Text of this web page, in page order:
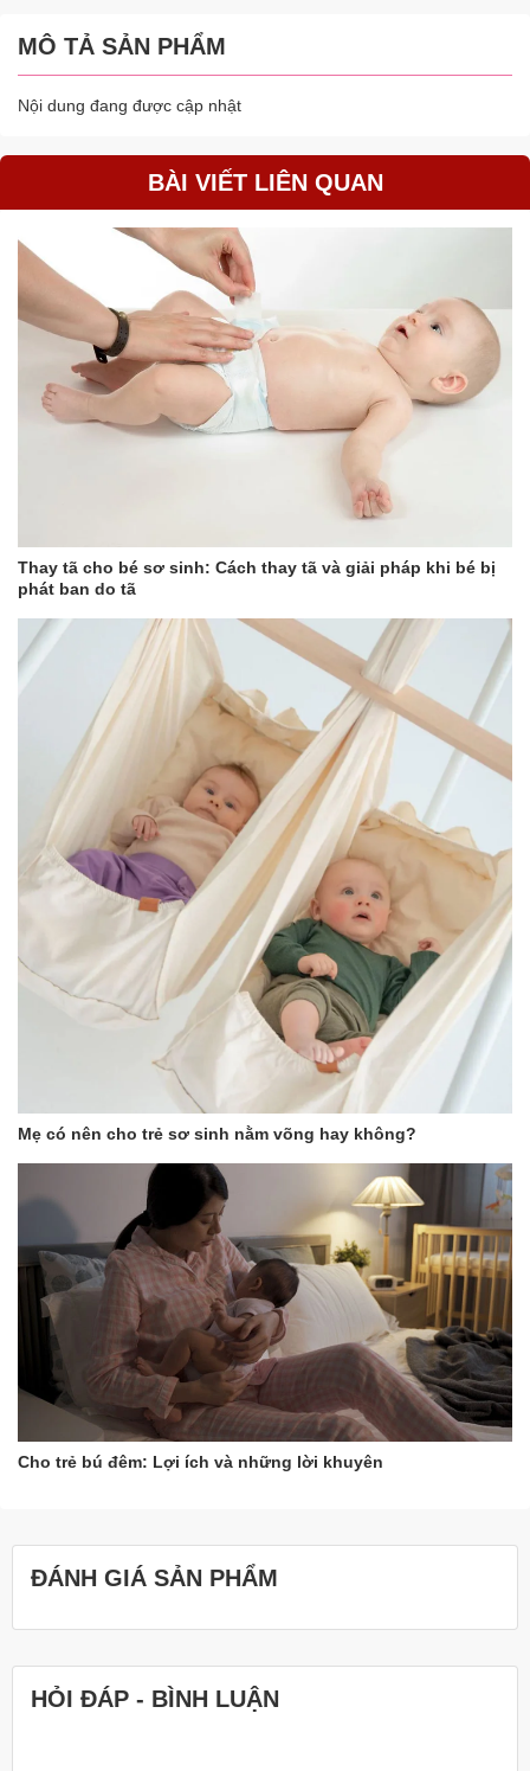
MÔ TẢ SẢN PHẨM
Nội dung đang được cập nhật
BÀI VIẾT LIÊN QUAN
Thay tã cho bé sơ sinh: Cách thay tã và giải pháp khi bé bị
phát ban do tã
Mẹ có nên cho trẻ sơ sinh nằm võng hay không?
Cho trẻ bú đêm: Lợi ích và những lời khuyên
ĐÁNH GIÁ SẢN PHẨM
HỎI ĐÁP - BÌNH LUẬN